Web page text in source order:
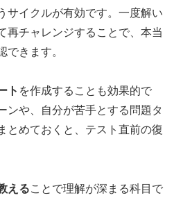
サイクルが有効です。一度解い
再チャレンジすることで、本当
できます。
ト を作成することも効果的で
ンや、自分が苦手とする問題タ
とめておくと、テスト直前の復
えることで理解が深まる科目で